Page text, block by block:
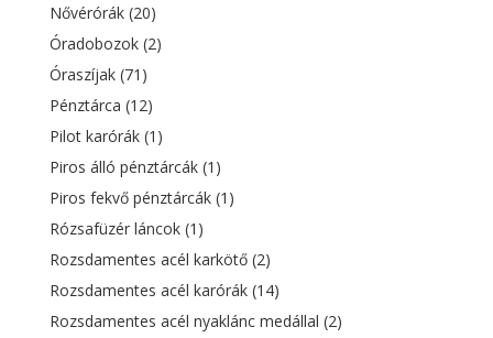
Nővérórák (20)
Óradobozok (2)
Óraszíjak (71)
Pénztárca (12)
Pilot karórák (1)
Piros álló pénztárcák (1)
Piros fekvő pénztárcák (1)
Rózsafüzér láncok (1)
Rozsdamentes acél karkötő (2)
Rozsdamentes acél karórák (14)
Rozsdamentes acél nyaklánc medállal (2)